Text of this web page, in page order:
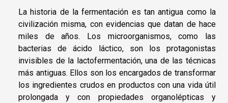
La historia de la fermentación es tan antigua como la
civilización misma, con evidencias que datan de hace
miles de años. Los microorganismos, como las
bacterias de ácido láctico, son los protagonistas
invisibles de la lactofermentación, una de las técnicas
más antiguas. Ellos son los encargados de transformar
los ingredientes crudos en productos con una vida útil
prolongada y con propiedades organolépticas y